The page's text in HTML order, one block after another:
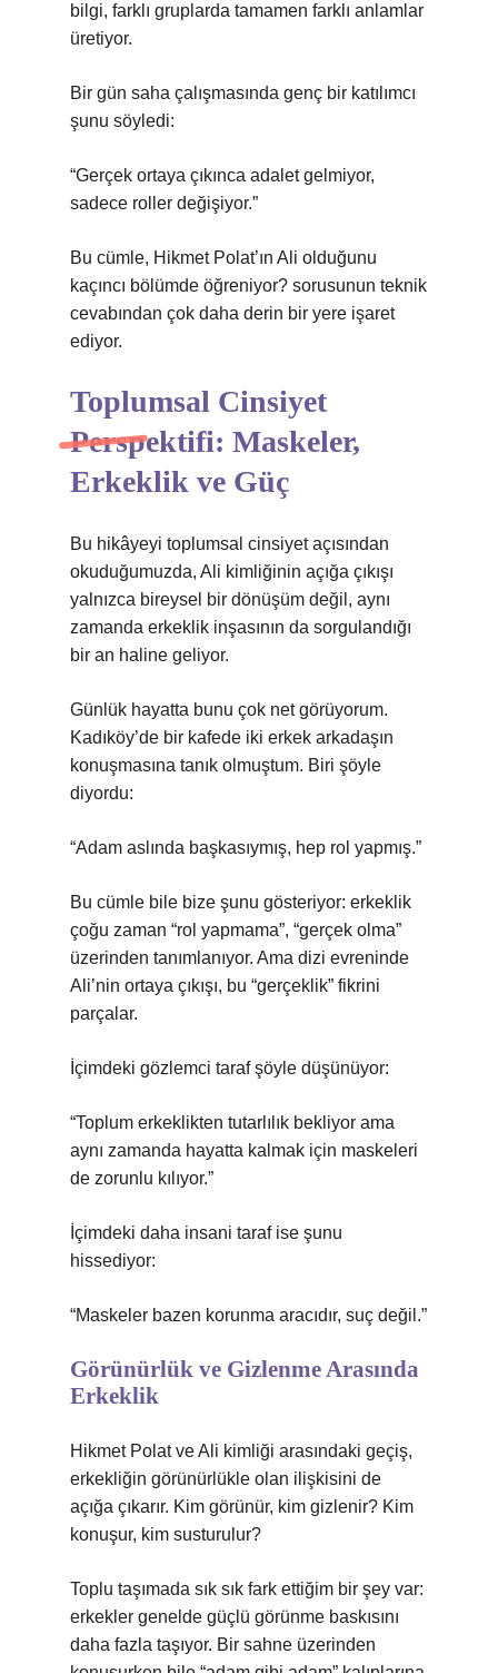
bilgi, farklı gruplarda tamamen farklı anlamlar
üretiyor.
Bir gün saha çalışmasında genç bir katılımcı
şunu söyledi:
“Gerçek ortaya çıkınca adalet gelmiyor,
sadece roller değişiyor.”
Bu cümle, Hikmet Polat’ın Ali olduğunu
kaçıncı bölümde öğreniyor? sorusunun teknik
cevabından çok daha derin bir yere işaret
ediyor.
Toplumsal Cinsiyet
Perspektifi: Maskeler,
Erkeklik ve Güç
Bu hikâyeyi toplumsal cinsiyet açısından
okuduğumuzda, Ali kimliğinin açığa çıkışı
yalnızca bireysel bir dönüşüm değil, aynı
zamanda erkeklik inşasının da sorgulandığı
bir an haline geliyor.
Günlük hayatta bunu çok net görüyorum.
Kadıköy’de bir kafede iki erkek arkadaşın
konuşmasına tanık olmuştum. Biri şöyle
diyordu:
“Adam aslında başkasıymış, hep rol yapmış.”
Bu cümle bile bize şunu gösteriyor: erkeklik
çoğu zaman “rol yapmama”, “gerçek olma”
üzerinden tanımlanıyor. Ama dizi evreninde
Ali’nin ortaya çıkışı, bu “gerçeklik” fikrini
parçalar.
İçimdeki gözlemci taraf şöyle düşünüyor:
“Toplum erkeklikten tutarlılık bekliyor ama
aynı zamanda hayatta kalmak için maskeleri
de zorunlu kılıyor.”
İçimdeki daha insani taraf ise şunu
hissediyor:
“Maskeler bazen korunma aracıdır, suç değil.”
Görünürlük ve Gizlenme Arasında
Erkeklik
Hikmet Polat ve Ali kimliği arasındaki geçiş,
erkekliğin görünürlükle olan ilişkisini de
açığa çıkarır. Kim görünür, kim gizlenir? Kim
konuşur, kim susturulur?
Toplu taşımada sık sık fark ettiğim bir şey var:
erkekler genelde güçlü görünme baskısını
daha fazla taşıyor. Bir sahne üzerinden